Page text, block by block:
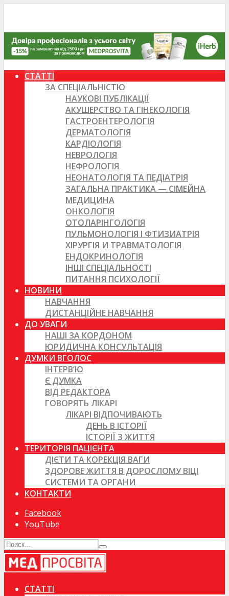
СТАТТІ
ЗА СПЕЦІАЛЬНІСТЮ
НАУКОВІ ПУБЛІКАЦІЇ
АКУШЕРСТВО ТА ГІНЕКОЛОГІЯ
ГАСТРОЕНТЕРОЛОГІЯ
ДЕРМАТОЛОГІЯ
КАРДІОЛОГІЯ
НЕВРОЛОГІЯ
НЕФРОЛОГІЯ
НЕОНАТОЛОГІЯ ТА ПЕДІАТРІЯ
ЗАГАЛЬНА ПРАКТИКА — СІМЕЙНА
МЕДИЦИНА
ОНКОЛОГІЯ
ОТОЛАРІНГОЛОГІЯ
ПУЛЬМОНОЛОГІЯ І ФТИЗИАТРІЯ
ХІРУРГІЯ И ТРАВМАТОЛОГІЯ
ЕНДОКРИНОЛОГІЯ
ІНШІ СПЕЦІАЛЬНОСТІ
ПИТАННЯ ПСИХОЛОГІЇ
НОВИНИ
НАВЧАННЯ
ДИСТАНЦІЙНЕ НАВЧАННЯ
ДО УВАГИ
НАШІ ЗА КОРДОНОМ
ЮРИДИЧНА КОНСУЛЬТАЦІЯ
ДУМКИ ВГОЛОС
ІНТЕРВ’Ю
Є ДУМКА
ВІД РЕДАКТОРА
ГОВОРЯТЬ ЛІКАРІ
ЛІКАРІ ВІДПОЧИВАЮТЬ
ДЕНЬ В ІСТОРІЇ
ІСТОРІЇ З ЖИТТЯ
ТЕРИТОРІЯ ПАЦІЄНТА
ДІЄТИ ТА КОРЕКЦІЯ ВАГИ
ЗДОРОВЕ ЖИТТЯ В ДОРОСЛОМУ ВІЦІ
СИСТЕМИ ТА ОРГАНИ
КОНТАКТИ
Facebook
YouTube
СТАТТІ